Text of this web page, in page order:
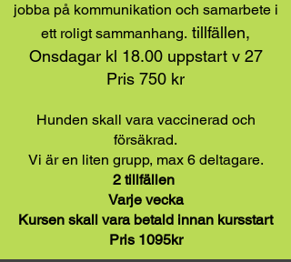
jobba på kommunikation och samarbete i
ett roligt sammanhang. tillfällen,
Onsdagar kl 18.00 uppstart v 27
Pris 750 kr
Hunden skall vara vaccinerad och
försäkrad.
Vi är en liten grupp, max 6 deltagare.
2 tillfällen
Varje vecka
Kursen skall vara betald innan kursstart
Pris 1095kr